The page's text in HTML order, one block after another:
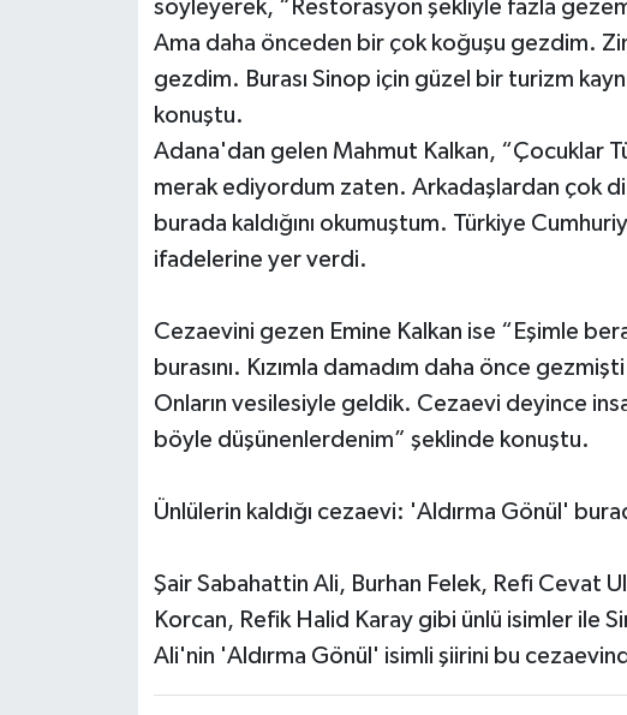
söyleyerek, “Restorasyon şekliyle fazla
Ama daha önceden bir çok koğuşu gezdim.
gezdim. Burası Sinop için güzel bir turizm
konuştu.
Adana'dan gelen Mahmut Kalkan, “Çocuklar
merak ediyordum zaten. Arkadaşlardan çok
burada kaldığını okumuştum. Türkiye
ifadelerine yer verdi.
Cezaevini gezen Emine Kalkan ise “Eşimle
burasını. Kızımla damadım daha önce
Onların vesilesiyle geldik. Cezaevi deyince
böyle düşünenlerdenim” şeklinde konuştu.
Ünlülerin kaldığı cezaevi: 'Aldırma Gönül'
Şair Sabahattin Ali, Burhan Felek, Refi Cevat
Korcan, Refik Halid Karay gibi ünlü isimler ile
Ali'nin 'Aldırma Gönül' isimli şiirini bu